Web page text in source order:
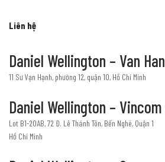
Liên hệ
Daniel Wellington – Van
11 Sư Vạn Hạnh, phường 12, quận 10, Hồ Chí Minh
Daniel Wellington –
Lot B1-20AB, 72 Đ. Lê Thánh Tôn, Bến Nghé, Quận 1
Hồ Chí Minh